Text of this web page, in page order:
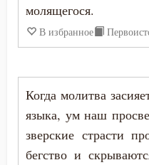
Раскаяние
Ревность
Решимость
молящегося.
В избранное
Когда молитва
языка, ум наш
зверские страсти
бегство и